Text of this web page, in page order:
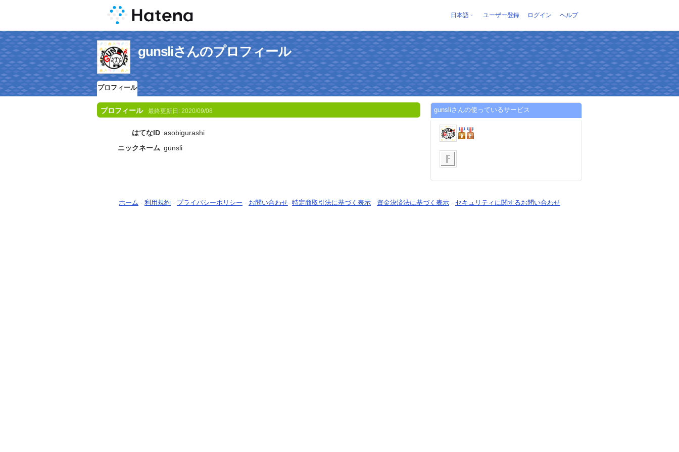
日本語 ユーザー登録 ログイン ヘルプ
gunsliさんのプロフィール
プロフィール
プロフィール 最終更新日: 2020/09/08
はてなID asobigurashi
ニックネーム gunsli
gunsliさんの使っているサービス
ホーム - 利用規約 - プライバシーポリシー - お問い合わせ- 特定商取引法に基づく表示 - 資金決済法に基づく表示 - セキュリティに関するお問い合わせ